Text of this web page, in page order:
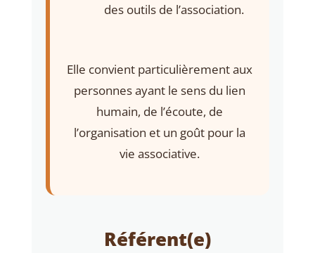
des outils de l’association.
Elle convient particulièrement aux
personnes ayant le sens du lien
humain, de l’écoute, de
l’organisation et un goût pour la
vie associative.
Référent(e)